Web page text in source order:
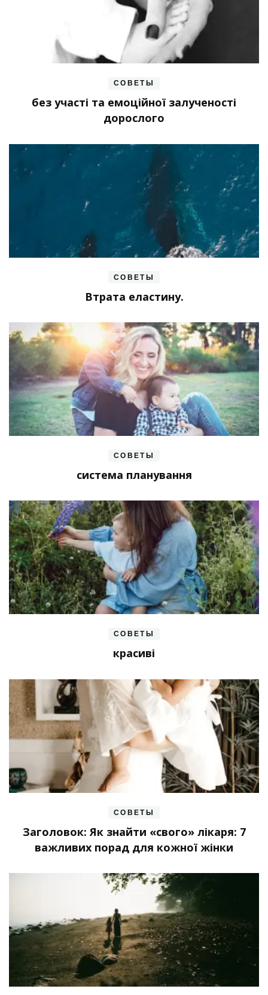
СОВЕТЫ
без участі та емоційної залученості
дорослого
СОВЕТЫ
Втрата еластину.
СОВЕТЫ
система планування
СОВЕТЫ
красиві
СОВЕТЫ
Заголовок: Як знайти «свого» лікаря: 7
важливих порад для кожної жінки